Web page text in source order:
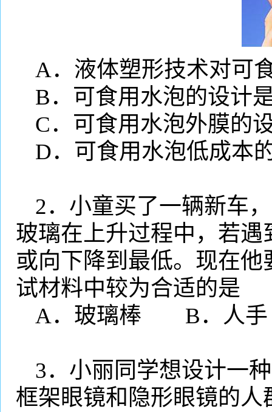
A．液体塑形技术对可
B．可食用水泡的设计
C．可食用水泡外膜的
D．可食用水泡低成本
2．小童买了一辆新车
玻璃在上升过程中，若
或向下降到最低。现在
试材料中较为合适的是
A．玻璃棒 B．人手
3．小丽同学想设计一
框架眼镜和隐形眼镜的